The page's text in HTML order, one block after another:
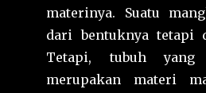
materinya. Suatu
dari bentuknya tetapi
Tetapi, tubuh yang
merupakan materi